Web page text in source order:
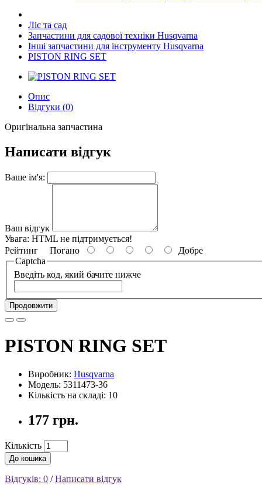
Ліс та сад
Запчастини для садової техніки Husqvarna
Інші запчастини для інструменту Husqvarna
PISTON RING SET
Опис
Відгуки (0)
Оригінальна запчастина
Написати відгук
Ваше ім'я:
Ваш відгук
Увага: HTML не підтримується!
Рейтинг Погано
Добре
Captcha
Введіть код, який бачите нижче
Продовжити
PISTON RING SET
Виробник: Husqvarna
Модель: 5311473-36
Кількість на складі: 10
177 грн.
Кількість
До кошика
Відгуків: 0 /Написати відгук